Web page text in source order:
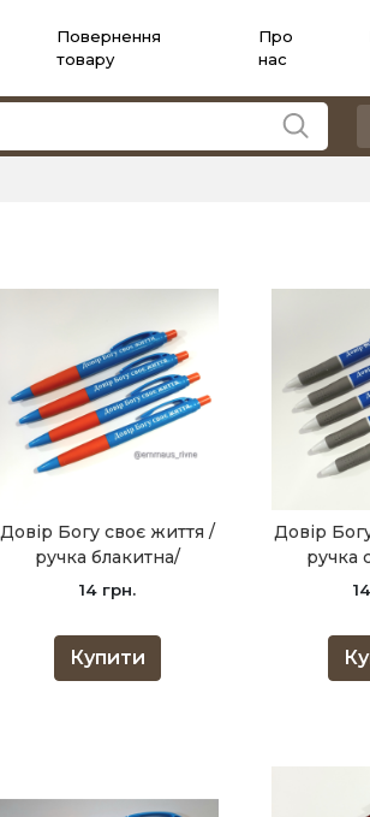
Повернення
товару
Про
нас
Довір Богу своє життя /
ручка блакитна/
14 грн.
Купити
Довір
ручка